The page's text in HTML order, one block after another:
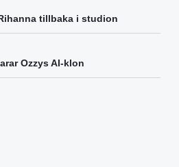
tillbaka i studion
Ozzys AI-klon